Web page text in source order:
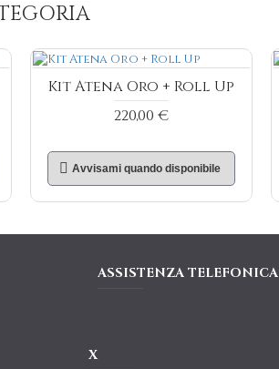
Kit Atena Oro + Roll Up
220,00 €
Avvisami quando disponibile
ASSISTENZA TELEFONICA
X